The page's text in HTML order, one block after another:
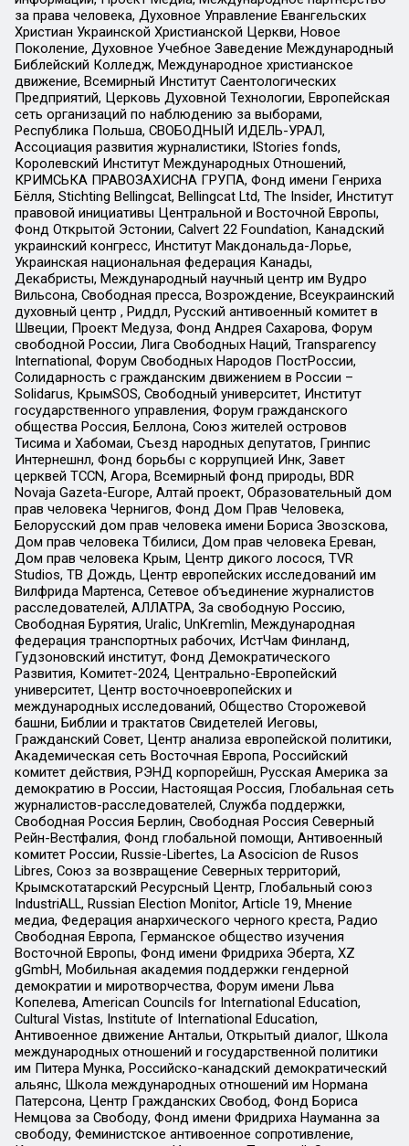
за права человека, Духовное Управление Евангельских
Христиан Украинской Христианской Церкви, Новое
Поколение, Духовное Учебное Заведение Международный
Библейский Колледж, Международное христианское
движение, Всемирный Институт Саентологических
Предприятий, Церковь Духовной Технологии, Европейская
сеть организаций по наблюдению за выборами,
Республика Польша, СВОБОДНЫЙ ИДЕЛЬ-УРАЛ,
Ассоциация развития журналистики, IStories fonds,
Королевский Институт Международных Отношений,
КРИМСЬКА ПРАВОЗАХИСНА ГРУПА, Фонд имени Генриха
Бёлля, Stichting Bellingcat, Bellingcat Ltd, The Insider, Институт
правовой инициативы Центральной и Восточной Европы,
Фонд Открытой Эстонии, Calvert 22 Foundation, Канадский
украинский конгресс, Институт Макдональда-Лорье,
Украинская национальная федерация Канады,
Декабристы, Международный научный центр им Вудро
Вильсона, Свободная пресса, Возрождение, Всеукраинский
духовный центр , Риддл, Русский антивоенный комитет в
Швеции, Проект Медуза, Фонд Андрея Сахарова, Форум
свободной России, Лига Свободных Наций, Transparеncy
International, Форум Свободных Народов ПостРоссии,
Солидарность с гражданским движением в России –
Solidarus, КрымSOS, Свободный университет, Институт
государственного управления, Форум гражданского
общества Россия, Беллона, Союз жителей островов
Тисима и Хабомаи, Съезд народных депутатов, Гринпис
Интернешнл, Фонд борьбы с коррупцией Инк, Завет
церквей TCCN, Агора, Всемирный фонд природы, BDR
Novaja Gazeta-Europe, Алтай проект, Образовательный дом
прав человека Чернигов, Фонд Дом Прав Человека,
Белорусский дом прав человека имени Бориса Звозскова,
Дом прав человека Тбилиси, Дом прав человека Ереван,
Дом прав человека Крым, Центр дикого лосося, TVR
Studios, ТВ Дождь, Центр европейских исследований им
Вилфрида Мартенса, Сетевое объединение журналистов
расследователей, АЛЛАТРА, За свободную Россию,
Свободная Бурятия, Uralic, UnKremlin, Международная
федерация транспортных рабочих, ИстЧам Финланд,
Гудзоновский институт, Фонд Демократического
Развития, Комитет-2024, Центрально-Европейский
университет, Центр восточноевропейских и
международных исследований, Общество Сторожевой
башни, Библии и трактатов Свидетелей Иеговы,
Гражданский Совет, Центр анализа европейской политики,
Академическая сеть Восточная Европа, Российский
комитет действия, РЭНД корпорейшн, Русская Америка за
демократию в России, Настоящая Россия, Глобальная сеть
журналистов-расследователей, Служба поддержки,
Свободная Россия Берлин, Свободная Россия Северный
Рейн-Вестфалия, Фонд глобальной помощи, Антивоенный
комитет России, Russie-Libertes, La Asocicion de Rusos
Libres, Союз за возвращение Северных территорий,
Крымскотатарский Ресурсный Центр, Глобальный союз
IndustriALL, Russian Election Monitor, Article 19, Мнение
медиа, Федерация анархического черного креста, Радио
Свободная Европа, Германское общество изучения
Восточной Европы, Фонд имени Фридриха Эберта, XZ
gGmbH, Мобильная академия поддержки гендерной
демократии и миротворчества, Форум имени Льва
Копелева, American Councils for International Education,
Cultural Vistas, Institute of International Education,
Антивоенное движение Антальи, Открытый диалог, Школа
международных отношений и государственной политики
им Питера Мунка, Российско-канадский демократический
альянс, Школа международных отношений им Нормана
Патерсона, Центр Гражданских Свобод, Фонд Бориса
Немцова за Свободу, Фонд имени Фридриха Науманна за
свободу, Феминистское антивоенное сопротивление,